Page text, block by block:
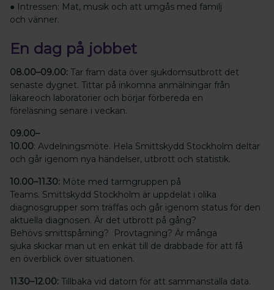
● Intressen: Mat, musik och att umgås med familj
och vänner.
En dag på jobbet
08.00–09.00: Tar fram data över sjukdomsutbrott det
senaste dygnet. Tittar på inkomna anmälningar från
läkareoch laboratorier och börjar förbereda en
föreläsning senare i veckan.
09.00–
10.00: Avdelningsmöte. Hela Smittskydd Stockholm deltar
och går igenom nya händelser, utbrott och statistik.
10.00–11.30: Möte med tarmgruppen på
Teams. Smittskydd Stockholm är uppdelat i olika
diagnosgrupper som träffas och går igenom status för den
aktuella diagnosen. Är det utbrott på gång?
Behövs smittspårning? Provtagning? Är många
sjuka skickar man ut en enkät till de drabbade för att få
en överblick över situationen.
11.30–12.00: Tillbaka vid datorn för att sammanställa data.